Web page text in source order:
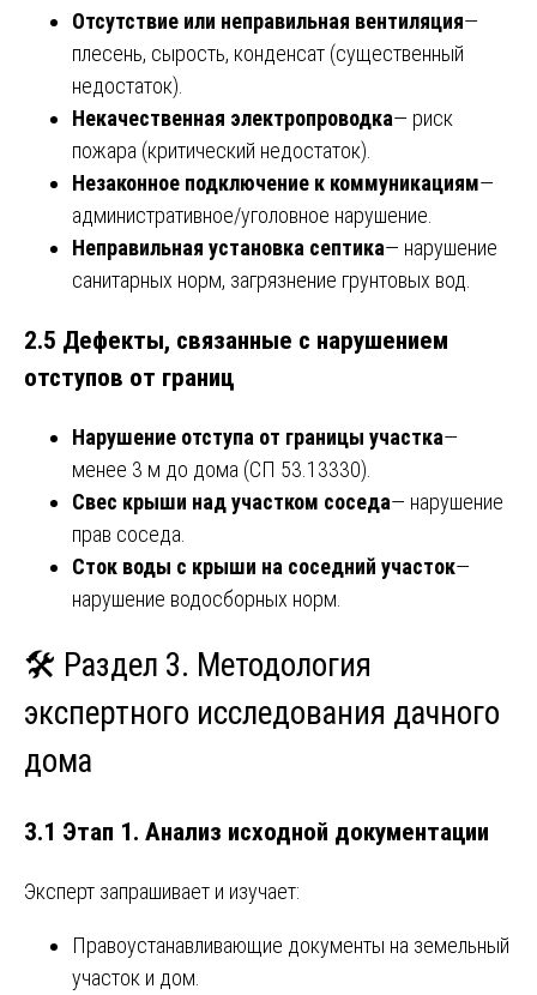
Отсутствие или неправильная вентиляция—
плесень, сырость, конденсат (существенный
недостаток).
Некачественная электропроводка— риск
пожара (критический недостаток).
Незаконное подключение к коммуникациям—
административное/уголовное нарушение.
Неправильная установка септика— нарушение
санитарных норм, загрязнение грунтовых вод.
2.5 Дефекты, связанные с нарушением
отступов от границ
Нарушение отступа от границы участка—
менее 3 м до дома (СП 53.13330).
Свес крыши над участком соседа— нарушение
прав соседа.
Сток воды с крыши на соседний участок—
нарушение водосборных норм.
🛠️ Раздел 3. Методология
экспертного исследования дачного
дома
3.1 Этап 1. Анализ исходной документации
Эксперт запрашивает и изучает:
Правоустанавливающие документы на земельный
участок и дом.